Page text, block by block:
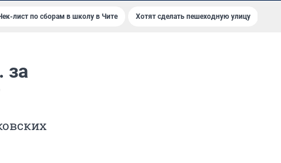
лист по сборам в школу в Чите Хотят сделать пешеходную улицу
за